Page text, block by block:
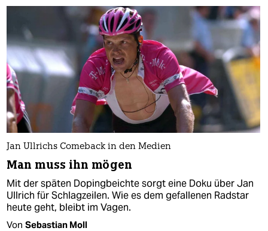
Jan Ullrichs Comeback in den Medien
Man muss ihn mögen
Mit der späten Dopingbeichte sorgt eine Doku über Jan
Ullrich für Schlagzeilen. Wie es dem gefallenen Radstar
heute geht, bleibt im Vagen.
Von Sebastian Moll